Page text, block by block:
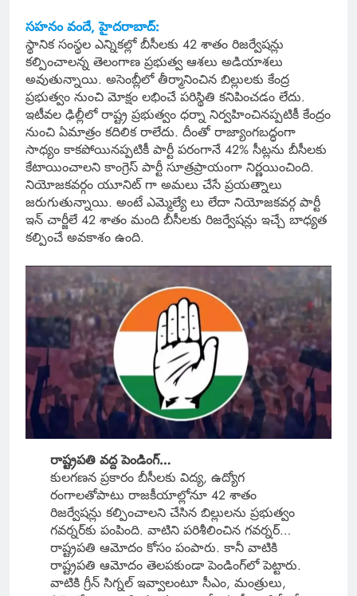
సహనం వందే, హైదరాబాద్:
స్థానిక సంస్థల ఎన్నికల్లో బీసీలకు 42 శాతం రిజర్వేషన్లు
కల్పించాలన్న తెలంగాణ ప్రభుత్వ ఆశలు అడియాశలు
అవుతున్నాయి. అసెంబ్లీలో తీర్మానించిన బిల్లులకు కేంద్ర
ప్రభుత్వం నుంచి మోక్షం లభించే పరిస్థితి కనిపించడం లేదు.
ఇటీవల ఢిల్లీలో రాష్ట్ర ప్రభుత్వం ధర్నా నిర్వహించినప్పటికీ కేంద్రం
నుంచి ఏమాత్రం కదిలిక రాలేదు. దీంతో రాజ్యాంగబద్ధంగా
సాధ్యం కాకపోయినప్పటికీ పార్టీ పరంగానే 42% సీట్లను బీసీలకు
కేటాయించాలని కాంగ్రెస్ పార్టీ సూత్రప్రాయంగా నిర్ణయించింది.
నియోజకవర్గం యూనిట్ గా అమలు చేసే ప్రయత్నాలు
జరుగుతున్నాయి. అంటే ఎమ్మెల్యే లు లేదా నియోజకవర్గ పార్టీ
ఇన్ చార్జీలే 42 శాతం మంది బీసీలకు రిజర్వేషన్లు ఇచ్చే బాధ్యత
కల్పించే అవకాశం ఉంది.
రాష్ట్రపతి వద్ద పెండింగ్…
కులగణన ప్రకారం బీసీలకు విద్య, ఉద్యోగ
రంగాలతోపాటు రాజకీయాల్లోనూ 42 శాతం
రిజర్వేషన్లు కల్పించాలని చేసిన బిల్లులను ప్రభుత్వం
గవర్నర్‌కు పంపింది. వాటిని పరిశీలించిన గవర్నర్…
రాష్ట్రపతి ఆమోదం కోసం పంపారు. కానీ వాటికి
రాష్ట్రపతి ఆమోదం తెలపకుండా పెండింగ్‌లో పెట్టారు.
వాటికి గ్రీన్ సిగ్నల్ ఇవ్వాలంటూ సీఎం, మంత్రులు,